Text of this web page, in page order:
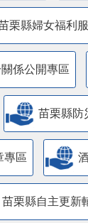
栗縣婦女福利
係公開專區
苗栗縣防
專區
苗栗縣自主更新